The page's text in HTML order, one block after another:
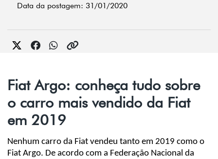
Data da postagem: 31/01/2020
Fiat Argo: conheça tudo sobre
o carro mais vendido da Fiat
em 2019
Nenhum carro da Fiat vendeu tanto em 2019 como o
Fiat Argo. De acordo com a Federação Nacional da